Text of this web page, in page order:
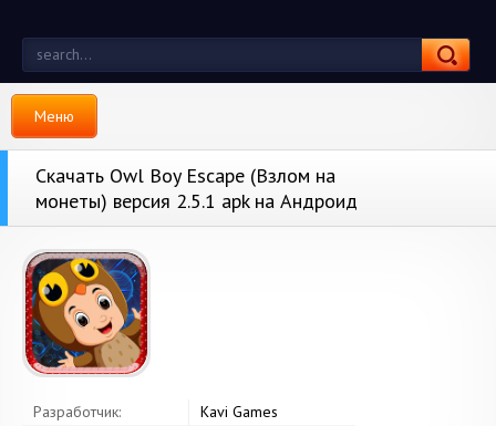
Меню
Скачать Owl Boy Escape (Взлом на
монеты) версия 2.5.1 apk на Андроид
Разработчик:
Kavi Games